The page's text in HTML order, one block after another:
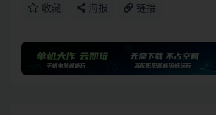
收藏 海报 链接